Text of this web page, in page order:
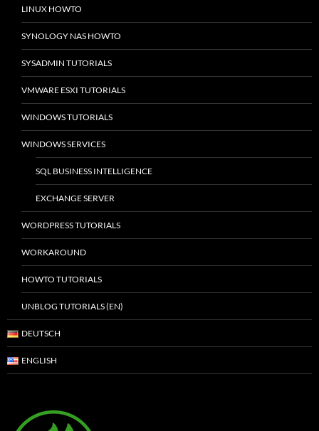
LINUX HOWTO
SYNOLOGY NAS HOWTO
SYSADMIN TUTORIALS
VMWARE ESXI TUTORIALS
WINDOWS TUTORIALS
WINDOWS SERVICES
SQL BUSINESS INTELLIGENCE
EXCHANGE SERVER
WORDPRESS TUTORIALS
WORKAROUND
HOWTO TUTORIALS
UNBLOG TUTORIALS (EN)
DEUTSCH
ENGLISH